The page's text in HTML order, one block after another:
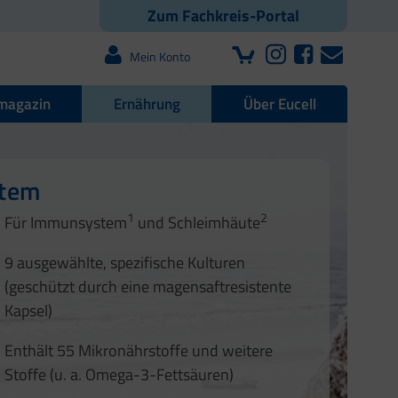
Zum Fachkreis-Portal
Mein Konto
Ernährung Über Eucell
Für Immunsystem1 und Schleimhäute2
9 ausgewählte, spezifische Kulturen
(geschützt durch eine magensaftresistente
Kapsel)
Enthält 55 Mikronährstoffe und weitere
Stoffe (u. a. Omega-3-Fettsäuren)
Nägel
1 2 3
4
3